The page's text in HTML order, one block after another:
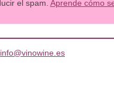
el spam. Aprende cómo
info@vinowine.es